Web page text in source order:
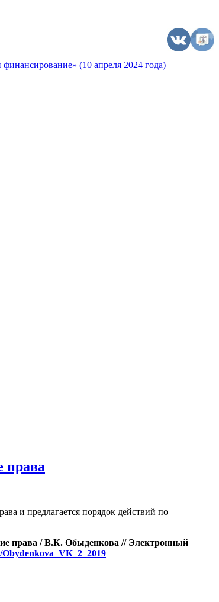
(10 апреля 2024 года)
права
и предлагается порядок действий по
права / В.К. Обыденкова // Электронный